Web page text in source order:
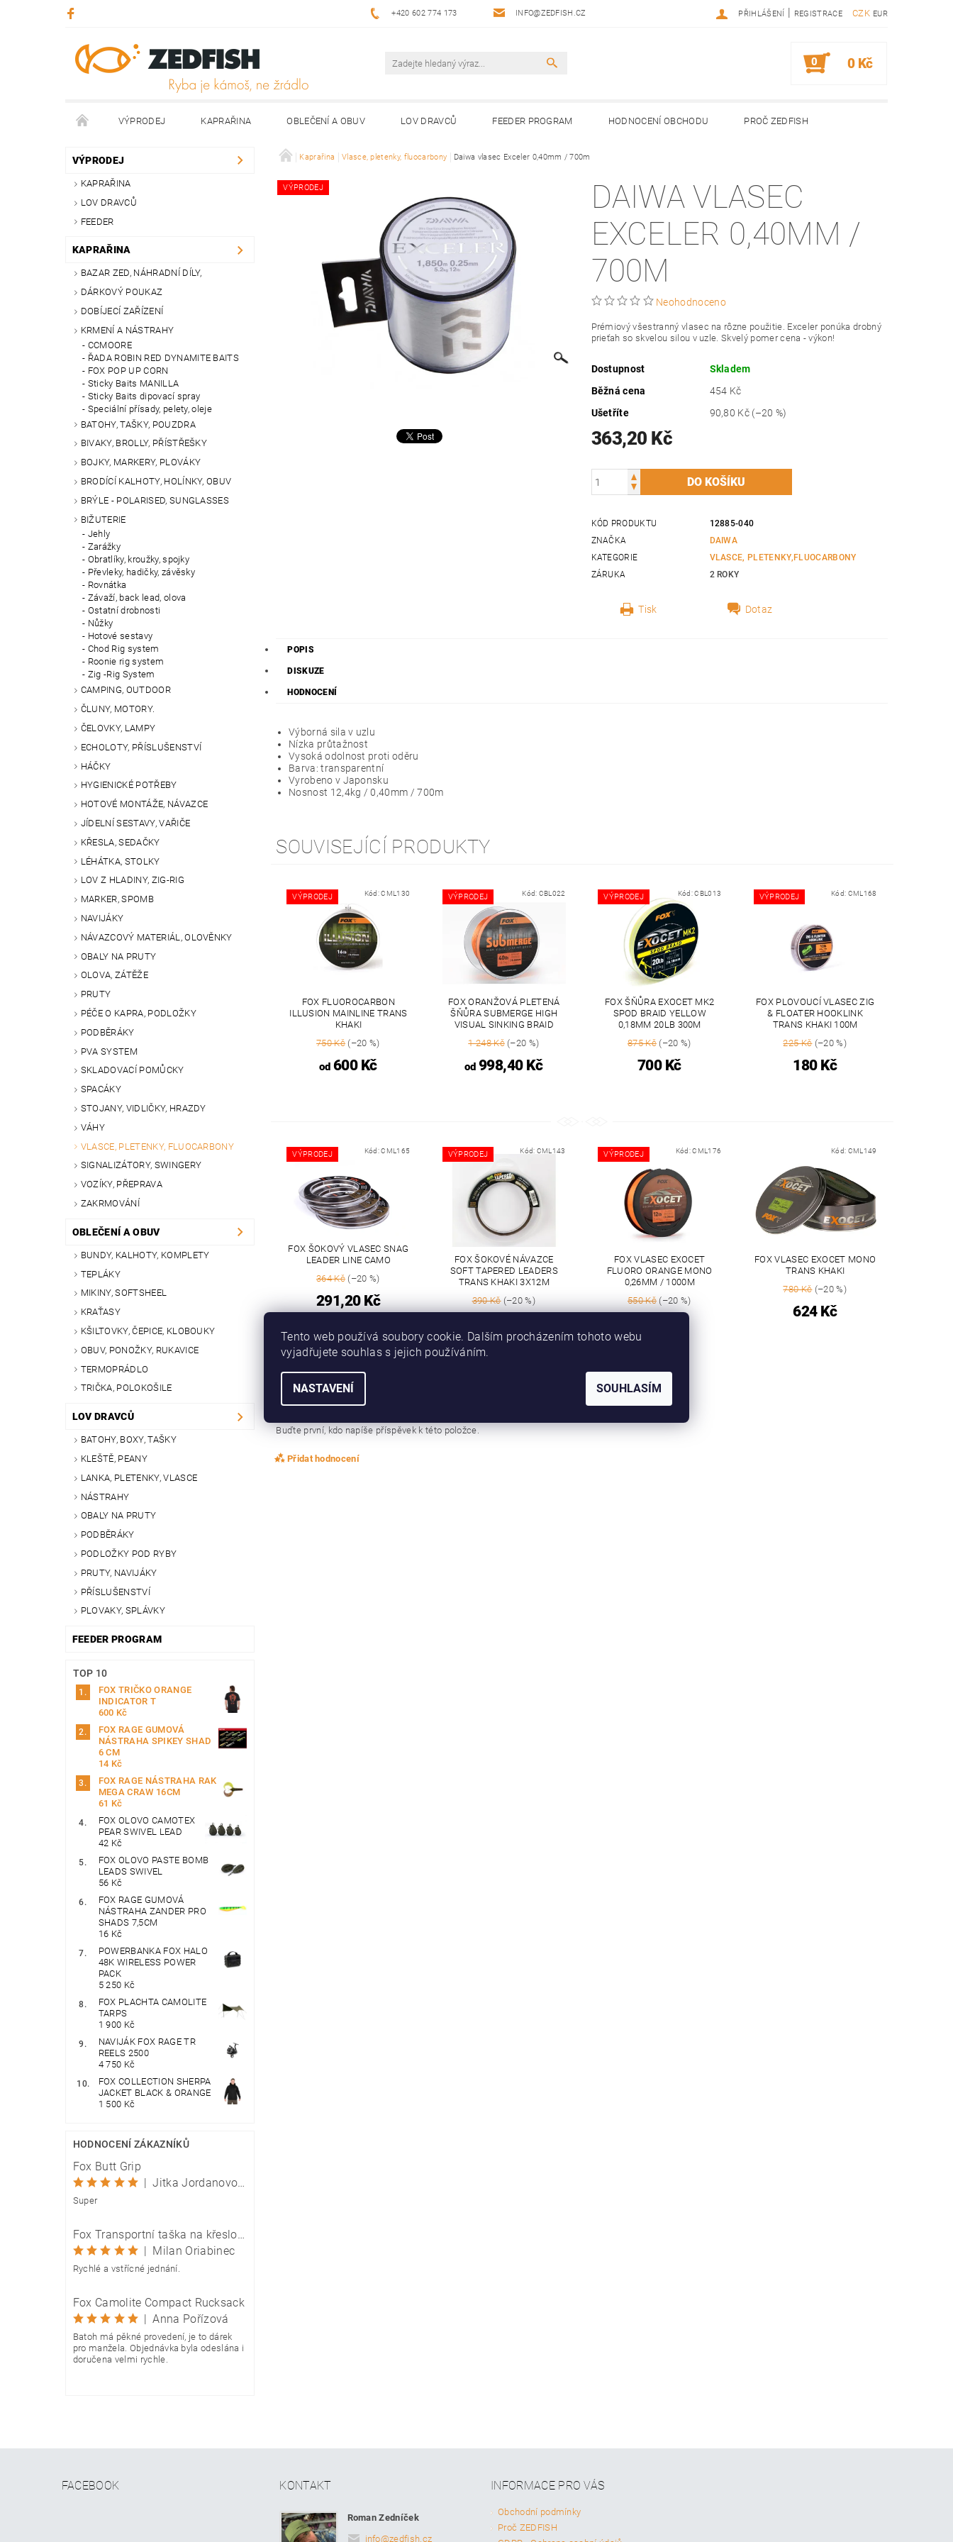
+420 602 774 173 INFO@ZEDFISH.CZ CZK EUR
PŘIHLÁŠENÍ | REGISTRACE
0 0 Kč
VÝPRODEJ KAPRAŘINA OBLEČENÍ A OBUV LOV DRAVCŮ FEEDER PROGRAM HODNOCENÍ OBCHODU PROČ ZEDFISH
KONTAKTY
VÝPRODEJ
KAPRAŘINA
LOV DRAVCŮ
FEEDER
KAPRAŘINA
BAZAR ZED, NÁHRADNÍ DÍLY,
DÁRKOVÝ POUKAZ
DOBÍJECÍ ZAŘÍZENÍ
KRMENÍ A NÁSTRAHY
CCMOORE
ŘADA ROBIN RED DYNAMITE BAITS
FOX POP UP CORN
Sticky Baits MANILLA
Sticky Baits dipovací spray
Speciální přísady, pelety, oleje
BATOHY, TAŠKY, POUZDRA
BIVAKY, BROLLY, PŘÍSTŘEŠKY
BOJKY, MARKERY, PLOVÁKY
BRODÍCÍ KALHOTY, HOLÍNKY, OBUV
BRÝLE - POLARISED, SUNGLASSES
BIŽUTERIE
Jehly
Zarážky
Obratlíky, kroužky, spojky
Převleky, hadičky, závěsky
Rovnátka
Závaží, back lead, olova
Ostatní drobnosti
Nůžky
Hotové sestavy
Chod Rig system
Roonie rig system
Zig -Rig System
CAMPING, OUTDOOR
ČLUNY, MOTORY.
ČELOVKY, LAMPY
ECHOLOTY, PŘÍSLUŠENSTVÍ
HÁČKY
HYGIENICKÉ POTŘEBY
HOTOVÉ MONTÁŽE, NÁVAZCE
JÍDELNÍ SESTAVY, VAŘIČE
KŘESLA, SEDAČKY
LÉHÁTKA, STOLKY
LOV Z HLADINY, ZIG-RIG
MARKER, SPOMB
NAVIJÁKY
NÁVAZCOVÝ MATERIÁL, OLOVĚNKY
OBALY NA PRUTY
OLOVA, ZÁTĚŽE
PRUTY
PÉČE O KAPRA, PODLOŽKY
PODBĚRÁKY
PVA SYSTEM
SKLADOVACÍ POMŮCKY
SPACÁKY
STOJANY, VIDLIČKY, HRAZDY
VÁHY
VLASCE, PLETENKY, FLUOCARBONY
SIGNALIZÁTORY, SWINGERY
VOZÍKY, PŘEPRAVA
ZAKRMOVÁNÍ
OBLEČENÍ A OBUV
BUNDY, KALHOTY, KOMPLETY
TEPLÁKY
MIKINY, SOFTSHEEL
KRAŤASY
KŠILTOVKY, ČEPICE, KLOBOUKY
OBUV, PONOŽKY, RUKAVICE
TERMOPRÁDLO
TRIČKA, POLOKOŠILE
LOV DRAVCŮ
BATOHY, BOXY, TAŠKY
KLEŠTĚ, PEANY
LANKA, PLETENKY, VLASCE
NÁSTRAHY
OBALY NA PRUTY
PODBĚRÁKY
PODLOŽKY POD RYBY
PRUTY, NAVIJÁKY
PŘÍSLUŠENSTVÍ
PLOVAKY, SPLÁVKY
FEEDER PROGRAM
TOP 10
FOX TRIČKO ORANGE
INDICATOR T
600 Kč
FOX RAGE GUMOVÁ
NÁSTRAHA SPIKEY SHAD
6 CM
14 Kč
FOX RAGE NÁSTRAHA RAK
MEGA CRAW 16CM
61 Kč
FOX OLOVO CAMOTEX
PEAR SWIVEL LEAD
42 Kč
FOX OLOVO PASTE BOMB
LEADS SWIVEL
56 Kč
FOX RAGE GUMOVÁ
NÁSTRAHA ZANDER PRO
SHADS 7,5CM
16 Kč
POWERBANKA FOX HALO
48K WIRELESS POWER
PACK
5 250 Kč
FOX PLACHTA CAMOLITE
TARPS
1 900 Kč
NAVIJÁK FOX RAGE TR
REELS 2500
4 750 Kč
FOX COLLECTION SHERPA
JACKET BLACK & ORANGE
1 500 Kč
HODNOCENÍ ZÁKAZNÍKŮ
Fox Butt Grip
|
Jitka Jordanovová
Super
Fox Transportní taška na křeslo Camolite Chair Bag
| Milan Oriabinec
Rychlé a vstřícné jednání.
Fox Camolite Compact Rucksack
| Anna Pořízová
Batoh má pěkné provedení, je to dárek
pro manžela. Objednávka byla odeslána i
doručena velmi rychle.
Kaprařina Vlasce, pletenky, fluocarbony Daiwa vlasec Exceler 0,40mm / 700m
VÝPRODEJ
DAIWA VLASEC
EXCELER 0,40MM /
700M
Neohodnoceno
Prémiový všestranný vlasec na rôzne použitie. Exceler ponúka drobný
prieťah so skvelou silou v uzle. Skvelý pomer cena - výkon!
Dostupnost
Skladem
Běžná cena
454 Kč
Ušetříte
90,80 Kč (–20 %)
363,20 Kč
KÓD PRODUKTU
12885-040
ZNAČKA
DAIWA
KATEGORIE
VLASCE, PLETENKY,FLUOCARBONY
ZÁRUKA
2 ROKY
Tisk Dotaz
POPIS
DISKUZE
HODNOCENÍ
Výborná sila v uzlu
Nízka průtažnost
Vysoká odolnost proti oděru
Barva: transparentní
Vyrobeno v Japonsku
Nosnost 12,4kg / 0,40mm / 700m
SOUVISEJÍCÍ PRODUKTY
VÝPRODEJ Kód:CML130
FOX FLUOROCARBON
ILLUSION MAINLINE TRANS
KHAKI
750 Kč (–20 %)
od600 Kč
VÝPRODEJ Kód: CBL022
FOX ORANŽOVÁ PLETENÁ
ŠŇŮRA SUBMERGE HIGH
VISUAL SINKING BRAID
1 248 Kč(–20 %)
od998,40 Kč
VÝPRODEJ Kód:CBL013
FOX ŠŇŮRA EXOCET MK2
SPOD BRAID YELLOW
0,18MM 20LB 300M
875 Kč(–20 %)
700 Kč
VÝPRODEJ Kód: CML168
FOX PLOVOUCÍ VLASEC ZIG
& FLOATER HOOKLINK
TRANS KHAKI 100M
225 Kč(–20 %)
180 Kč
VÝPRODEJ Kód:CML165
FOX ŠOKOVÝ VLASEC SNAG
LEADER LINE CAMO
364 Kč (–20 %)
291,20 Kč
VÝPRODEJ Kód: CML143
FOX ŠOKOVÉ NÁVAZCE
SOFT TAPERED LEADERS
TRANS KHAKI 3X12M
390 Kč(–20 %)
VÝPRODEJ Kód:CML176
FOX VLASEC EXOCET
FLUORO ORANGE MONO
0,26MM / 1000M
550 Kč(–20 %)
Kód: CML149
FOX VLASEC EXOCET MONO
TRANS KHAKI
780 Kč(–20 %)
624 Kč
Buďte první, kdo napíše příspěvek k této položce.
Buďte první, kdo napíše příspěvek k této položce.
Přidat hodnocení
FACEBOOK KONTAKT
Roman Zedníček
info@zedfish.cz
INFORMACE PRO VÁS
Obchodní podmínky
Proč ZEDFISH
Tento web používá soubory cookie. Dalším procházením tohoto webu
vyjadřujete souhlas s jejich používáním.
NASTAVENÍ SOUHLASÍM